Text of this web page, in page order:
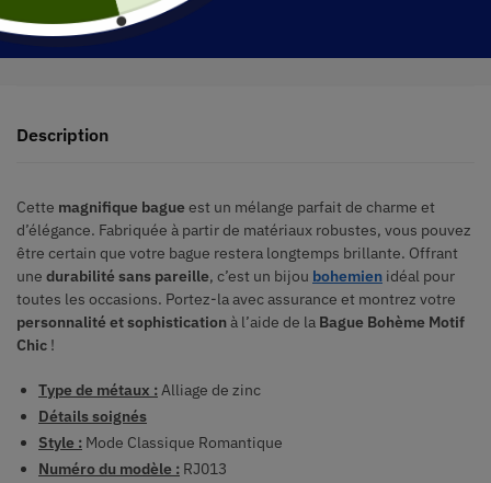
Description
Cette magnifique bagueest un mélange parfait de charme et
d’élégance. Fabriquée à partir de matériaux robustes, vous pouvez
être certain que votre bague restera longtemps brillante. Offrant
une durabilité sans pareille, c’est un bijou bohemien idéal pour
toutes les occasions. Portez-la avec assurance et montrez votre
personnalité et sophisticationà l’aide de la Bague Bohème Motif
Chic !
Type de métaux :Alliage de zinc
Détails soignés
Style : Mode Classique Romantique
Numéro du modèle : RJ013